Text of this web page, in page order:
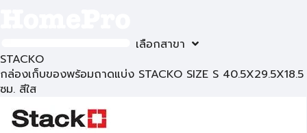
เลือกสาขา
STACKO
กล่องเก็บของพร้อมถาดแบ่ง STACKO SIZE S 40.5X29.5X18.5
ซม. สีใส